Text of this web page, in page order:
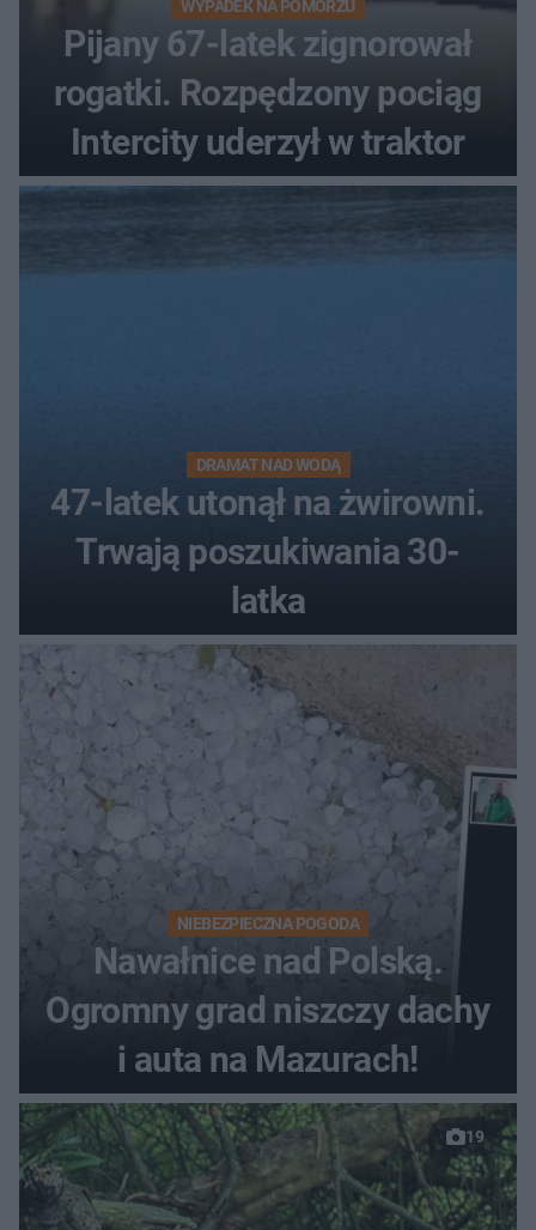
WYPADEK NA POMORZU
Pijany 67-latek zignorował
rogatki. Rozpędzony pociąg
Intercity uderzył w traktor
DRAMAT NAD WODĄ
47-latek utonął na żwirowni.
Trwają poszukiwania 30-
latka
NIEBEZPIECZNA POGODA
Nawałnice nad Polską.
Ogromny grad niszczy dachy
i auta na Mazurach!
19